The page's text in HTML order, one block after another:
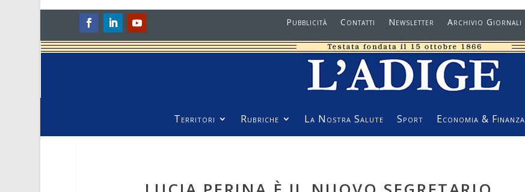
Pubblicità Contatti Newsletter Archivio Giornali
Territori Rubriche La Nostra Salute Sport Economia & Finanza